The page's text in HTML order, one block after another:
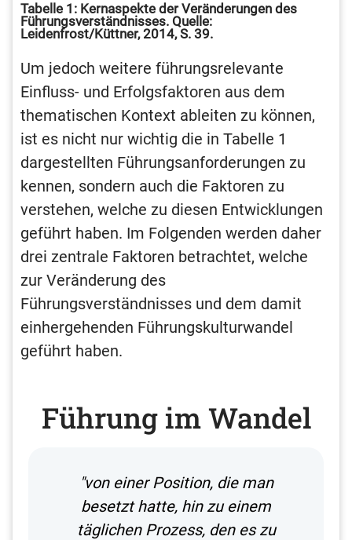
Tabelle 1: Kernaspekte der Veränderungen des
Führungsverständnisses. Quelle:
Leidenfrost/Küttner, 2014, S. 39.
Um jedoch weitere führungsrelevante
Einfluss- und Erfolgsfaktoren aus dem
thematischen Kontext ableiten zu können,
ist es nicht nur wichtig die in Tabelle 1
dargestellten Führungsanforderungen zu
kennen, sondern auch die Faktoren zu
verstehen, welche zu diesen Entwicklungen
geführt haben. Im Folgenden werden daher
drei zentrale Faktoren betrachtet, welche
zur Veränderung des
Führungsverständnisses und dem damit
einhergehenden Führungskulturwandel
geführt haben.
Führung im Wandel
"von einer Position, die man
besetzt hatte, hin zu einem
täglichen Prozess, den es zu